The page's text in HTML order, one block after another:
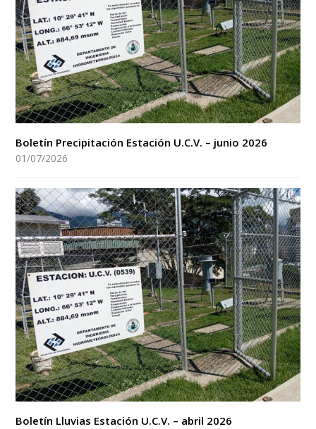
Boletín Precipitación Estación U.C.V. – junio 2026
01/07/2026
Boletín Lluvias Estación U.C.V. – abril 2026